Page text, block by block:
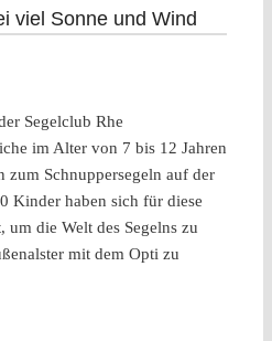
viel Sonne und Wind
Segelclub Rhe
im Alter von 7 bis 12 Jahren
zum Schnuppersegeln auf der
Kinder haben sich für diese
um die Welt des Segelns zu
mit dem Opti zu